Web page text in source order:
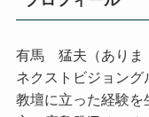
有馬 猛夫（ありま
ネクストビジョン
教壇に立った経験を